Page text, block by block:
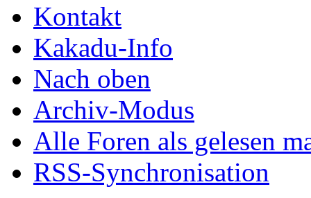
Kontakt
Kakadu-Info
Nach oben
Archiv-Modus
Alle Foren als gelesen
RSS-Synchronisation